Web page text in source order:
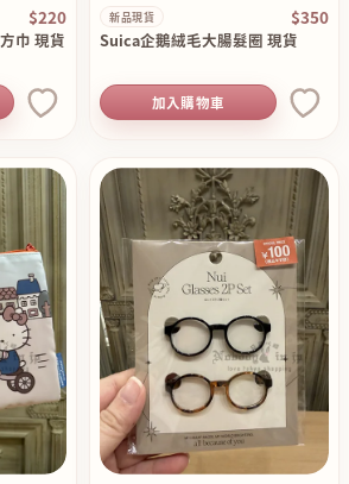
$220
巾 現貨
新品現貨 $350
Suica企鵝絨毛大腸髮圈 現貨
加入購物車